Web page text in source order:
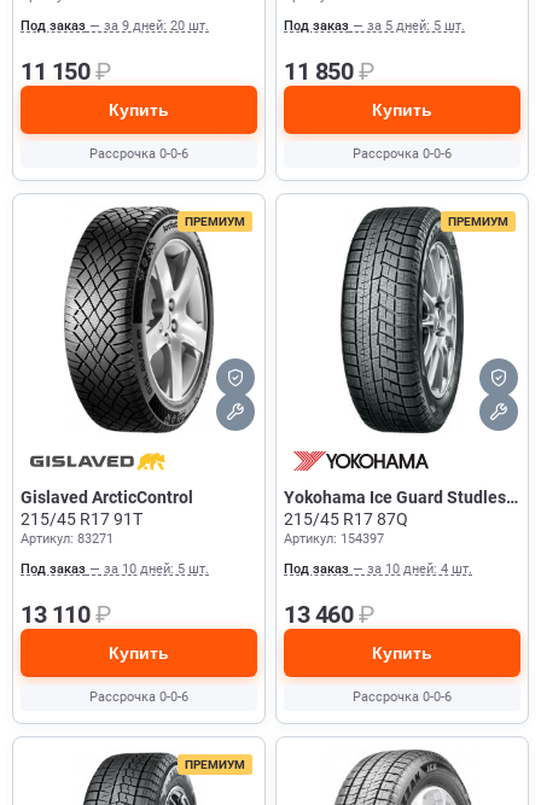
Под заказ — за 9 дней: 20 шт.
11 150₽
Купить
Рассрочка 0-0-6
Под заказ — за 5 дней: 5 шт.
11 850₽
Купить
Рассрочка 0-0-6
ПРЕМИУМ
Gislaved ArcticControl
215/45 R17 91T
Артикул: 83271
Под заказ — за 10 дней: 5 шт.
13 110₽
Купить
Рассрочка 0-0-6
ПРЕМИУМ
Yokohama Ice Guard Studless
IG60
215/45 R17 87Q
Артикул: 154397
Под заказ — за 10 дней: 4 шт.
13 460₽
Купить
Рассрочка 0-0-6
ПРЕМИУМ